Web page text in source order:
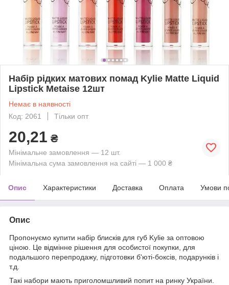
Набір рідких матових помад Kylie Matte Liquid
Lipstick Metaise 12шт
Немає в наявності
Код: 2061
Тільки опт
20,21 ₴
Мінімальне замовлення — 12 шт.
Мінімальна сума замовлення на сайті — 1 000 ₴
Опис Характеристики Доставка Оплата Умови
Опис
Пропонуємо купити набір блисків для губ Kylie за оптовою
ціною. Це відмінне рішення для особистої покупки, для
подальшого перепродажу, підготовки б'юті-боксів, подарунків і
т.д.
Такі набори мають приголомшливий попит на ринку України.